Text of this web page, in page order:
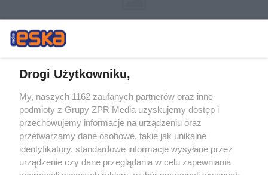
Żaden utwór zamieszczony w serwisie nie może być powielany i
rozpowszechniany lub dalej rozpowszechniany w jakikolwiek sposób (w
tym także elektroniczny lub mechaniczny) na jakimkolwiek polu
eksploatacji w jakiejkolwiek formie, włącznie z umieszczaniem w
Internecie bez pisemnej zgody właściciela praw. Jakiekolwiek użycie lub
wykorzystanie utworów w całości lub w części z naruszeniem prawa,
tzn. bez właściwej zgody, jest zabronione pod groźbą kary i może być
ścigane prawnie.
Drogi Użytkowniku,
My, naszych 1162 zaufanych partnerów oraz inne
podmioty z Grupy ZPR Media uzyskujemy dostęp i
przechowujemy informacje na urządzeniu oraz
przetwarzamy dane osobowe, takie jak unikalne
identyfikatory, standardowe informacje wysyłane przez
urządzenie czy dane przeglądania w celu zapewniania